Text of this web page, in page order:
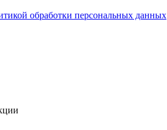
обработки персональных данных